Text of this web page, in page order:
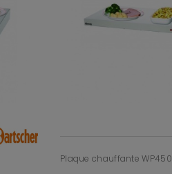
Plaque chauffante WP450